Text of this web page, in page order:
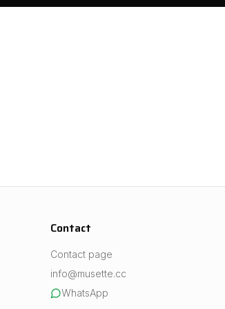
Contact
Contact page
info@musette.cc
WhatsApp